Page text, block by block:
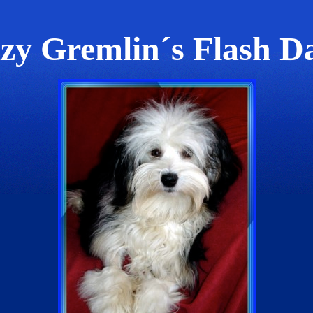
Gremlin´s Flash